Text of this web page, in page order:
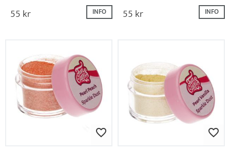
55kr INFO alkohol för ett iögonfallande
resultat.
55kr INFO
Lägg till i favoriter Lägg till i